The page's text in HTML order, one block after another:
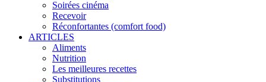
Soirées cinéma
Recevoir
Réconfortantes (comfort food)
ARTICLES
Aliments
Nutrition
Les meilleures recettes
Substitutions